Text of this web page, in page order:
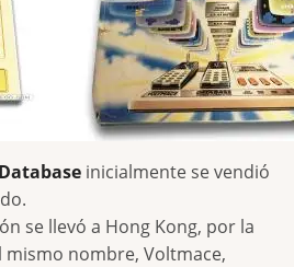
inicialmente se vendió
se llevó a Hong Kong, por la
nombre, Voltmace,